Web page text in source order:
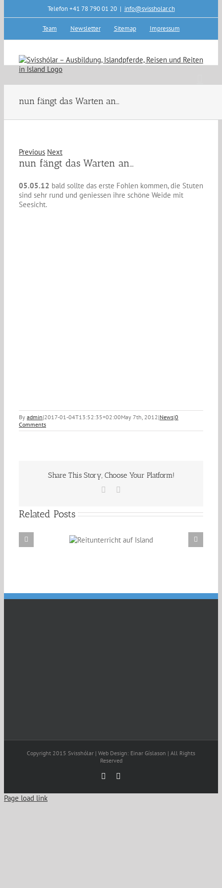
Telefon +41 78 790 01 20 | info@svissholar.ch
Team Newsletter Sitemap Impressum
nun fängt das Warten an…
Previous Next
nun fängt das Warten an…
05.05.12 bald sollte das erste Fohlen kommen, die Stuten
sind sehr rund und geniessen ihre schöne Weide mit
Seesicht.
By admin|2017-01-04T13:52:35+02:00May 7th, 2012|News|0
Comments
Share This Story, Choose Your Platform!
Facebook
Related Posts
auf
Erzählabende mit Eve Barmettler und Ewald
Copyright 2015 Svisshólar | Web Design: Einar Gíslason | All Rights
Reserved
Facebook
Page load link